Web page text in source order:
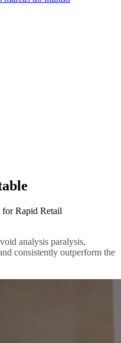
Rapid Retail
analysis paralysis,
consistently outperform the